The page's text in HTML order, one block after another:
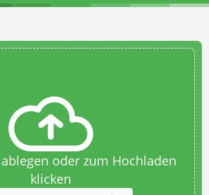
oder zum Hochladen
klicken